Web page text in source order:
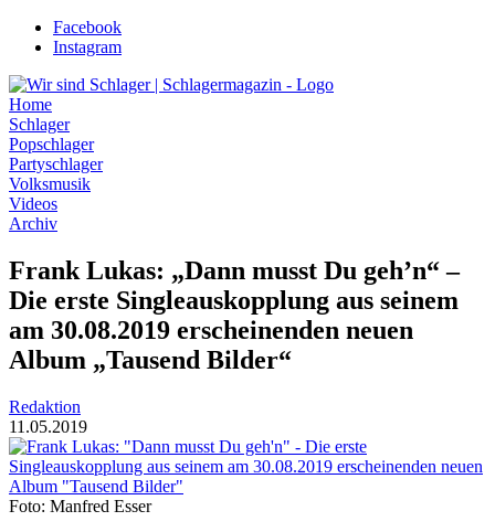
Zum
Inhalt
Facebook
Instagram
Home
Schlager
Popschlager
Partyschlager
Volksmusik
Videos
Archiv
Frank Lukas: „Dann musst Du geh’n“ –
Die erste Singleauskopplung aus seinem
am 30.08.2019 erscheinenden neuen
Album „Tausend Bilder“
Redaktion
11.05.2019
Foto: Manfred Esser